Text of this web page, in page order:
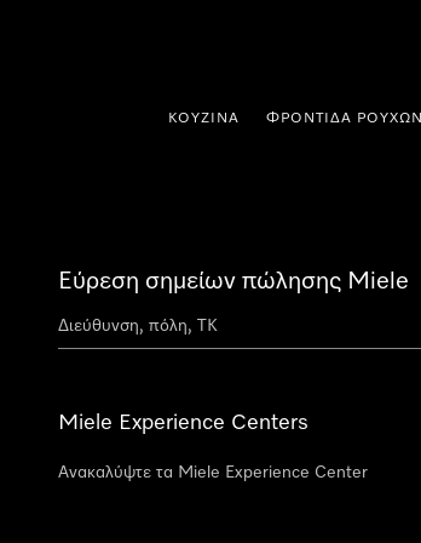
ΚΟΥΖΊΝΑ ΦΡΟΝΤΊΔΑ ΡΟΎΧΩΝ
Εύρεση σημείων πώλησης Miele
Miele Experience Centers
Ανακαλύψτε τα Miele Experience Center